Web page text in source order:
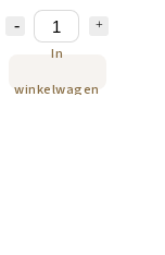
In
winkelwagen